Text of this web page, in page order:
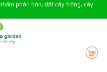
phân bón, đất cây trồng, cây